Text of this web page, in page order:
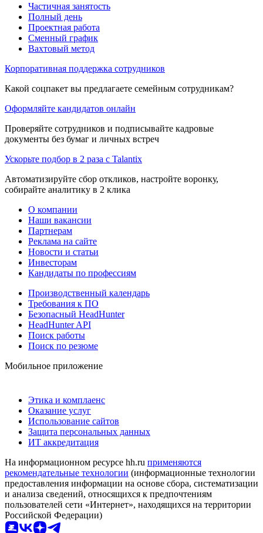
Частичная занятость
Полный день
Проектная работа
Сменный график
Вахтовый метод
Корпоративная поддержка сотрудников
Какой соцпакет вы предлагаете семейным сотрудникам?
Оформляйте кандидатов онлайн
Проверяйте сотрудников и подписывайте кадровые
документы без бумаг и личных встреч
Ускорьте подбор в 2 раза с Talantix
Автоматизируйте сбор откликов, настройте воронку,
собирайте аналитику в 2 клика
О компании
Наши вакансии
Партнерам
Реклама на сайте
Новости и статьи
Инвесторам
Кандидаты по профессиям
Производственный календарь
Требования к ПО
Безопасный HeadHunter
HeadHunter API
Поиск работы
Поиск по резюме
Мобильное приложение
Этика и комплаенс
Оказание услуг
Использование сайтов
Защита персональных данных
ИТ аккредитация
На информационном ресурсе hh.ru применяются
рекомендательные технологии (информационные технологии
предоставления информации на основе сбора, систематизации
и анализа сведений, относящихся к предпочтениям
пользователей сети «Интернет», находящихся на территории
Российской Федерации)